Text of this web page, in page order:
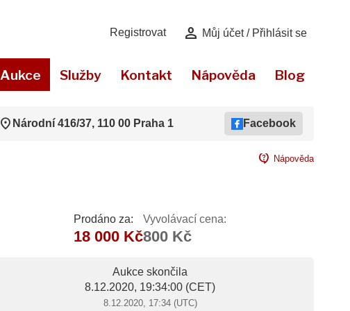
Registrovat person Můj účet / Přihlásit se
Aukce Služby Kontakt Nápověda Blog
location_on Národní 416/37, 110 00 Praha 1 Facebook
contact_support Nápověda
Prodáno za:
18 000 Kč
Vyvolávací cena:
800 Kč
Aukce skončila
8.12.2020, 19:34:00 (CET)
8.12.2020, 17:34 (UTC)